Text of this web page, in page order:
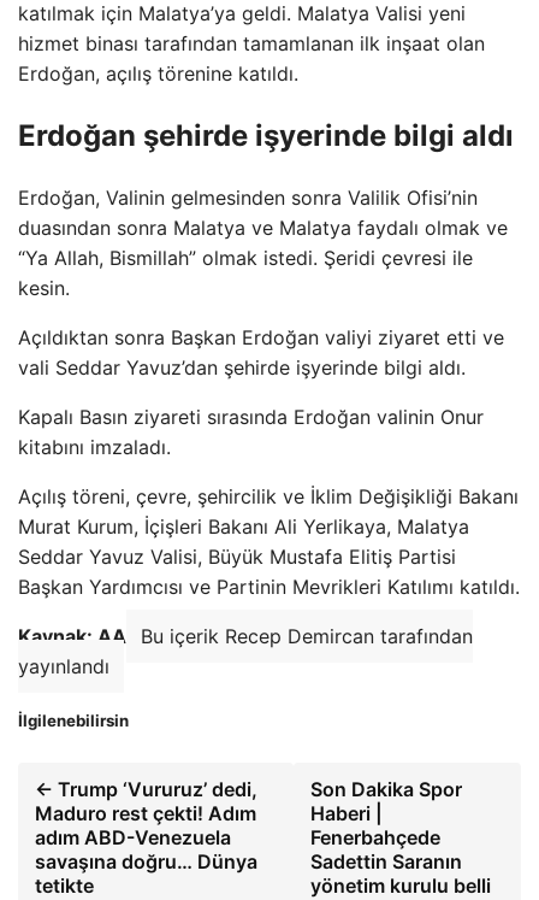
katılmak için Malatya’ya geldi. Malatya Valisi yeni
hizmet binası tarafından tamamlanan ilk inşaat olan
Erdoğan, açılış törenine katıldı.
Erdoğan şehirde işyerinde bilgi aldı
Erdoğan, Valinin gelmesinden sonra Valilik Ofisi’nin
duasından sonra Malatya ve Malatya faydalı olmak ve
“Ya Allah, Bismillah” olmak istedi. Şeridi çevresi ile
kesin.
Açıldıktan sonra Başkan Erdoğan valiyi ziyaret etti ve
vali Seddar Yavuz’dan şehirde işyerinde bilgi aldı.
Kapalı Basın ziyareti sırasında Erdoğan valinin Onur
kitabını imzaladı.
Açılış töreni, çevre, şehircilik ve İklim Değişikliği Bakanı
Murat Kurum, İçişleri Bakanı Ali Yerlikaya, Malatya
Seddar Yavuz Valisi, Büyük Mustafa Elitiş ​​Partisi
Başkan Yardımcısı ve Partinin Mevrikleri Katılımı katıldı.
Kaynak: AA
Bu içerik Recep Demircan tarafından
yayınlandı
İlgilenebilirsin
← Trump ‘Vururuz’ dedi,
Maduro rest çekti! Adım
adım ABD-Venezuela
savaşına doğru… Dünya
tetikte
Son Dakika Spor
Haberi |
Fenerbahçede
Sadettin Saranın
yönetim kurulu belli